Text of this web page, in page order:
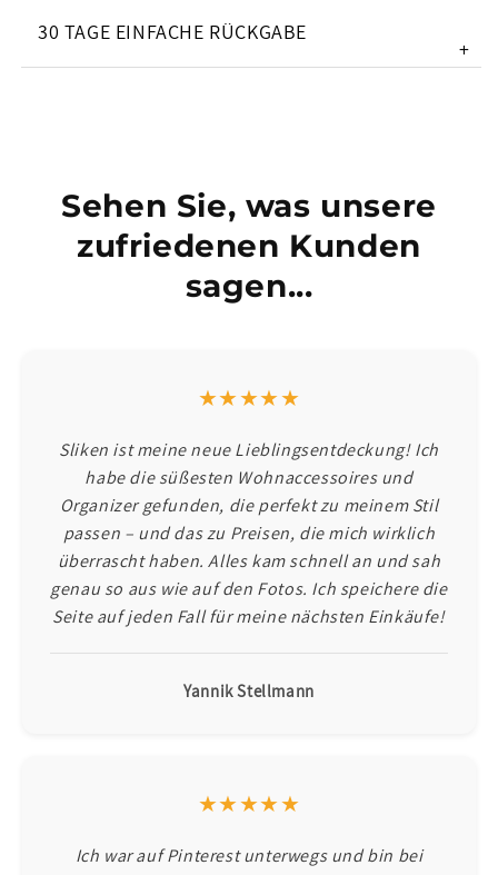
30 TAGE EINFACHE RÜCKGABE
+
Sehen Sie, was unsere
zufriedenen Kunden
sagen...
★★★★★
Sliken ist meine neue Lieblingsentdeckung! Ich
habe die süßesten Wohnaccessoires und
Organizer gefunden, die perfekt zu meinem Stil
passen – und das zu Preisen, die mich wirklich
überrascht haben. Alles kam schnell an und sah
genau so aus wie auf den Fotos. Ich speichere die
Seite auf jeden Fall für meine nächsten Einkäufe!
Yannik Stellmann
★★★★★
Ich war auf Pinterest unterwegs und bin bei